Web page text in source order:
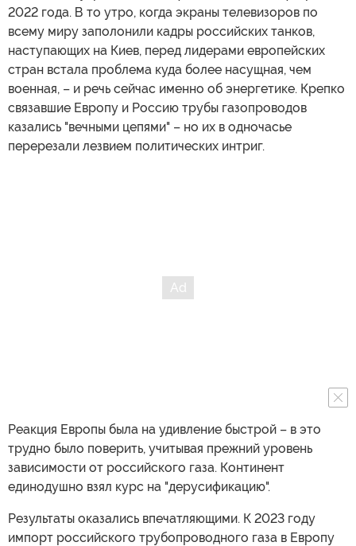
2022 года. В то утро, когда экраны телевизоров по
всему миру заполонили кадры российских танков,
наступающих на Киев, перед лидерами европейских
стран встала проблема куда более насущная, чем
военная, – и речь сейчас именно об энергетике. Крепко
связавшие Европу и Россию трубы газопроводов
казались "вечными цепями" – но их в одночасье
перерезали лезвием политических интриг.
Реакция Европы была на удивление быстрой – в это
трудно было поверить, учитывая прежний уровень
зависимости от российского газа. Континент
единодушно взял курс на "дерусификацию".
Результаты оказались впечатляющими. К 2023 году
импорт российского трубопроводного газа в Европу